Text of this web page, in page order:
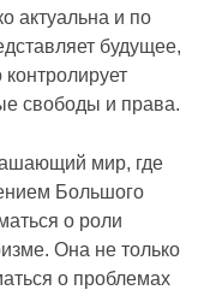
актуальна и по
будущее,
свободы и права.
мир, где
Большого
о роли
Она не только
о проблемах